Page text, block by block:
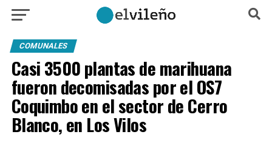
COMUNALES
Casi 3500 plantas de marihuana
fueron decomisadas por el OS7
Coquimbo en el sector de Cerro
Blanco, en Los Vilos